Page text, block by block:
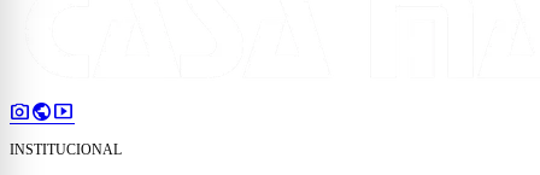
photo_camerapublicsmart_display
INSTITUCIONAL